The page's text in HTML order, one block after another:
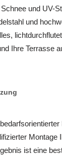
und UV-
und
Ihre Terrasse
Montage
ist eine